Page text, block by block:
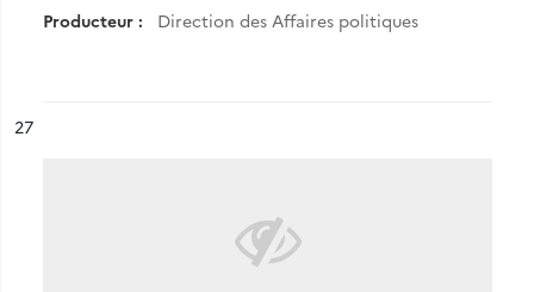
Producteur : Direction des Affaires politiques
n°
27